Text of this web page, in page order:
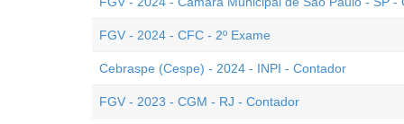
FGV - 2024 - CFC - 2º Exame
Cebraspe (Cespe) - 2024 - INPI - Contador
FGV - 2023 - CGM - RJ - Contador